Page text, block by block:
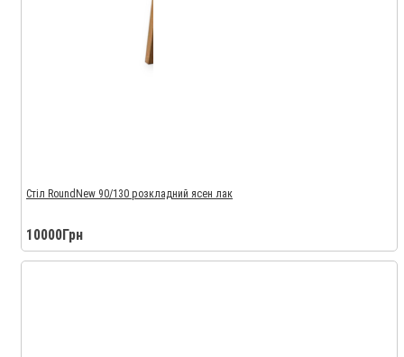
Стіл RoundNew 90/130 розкладний ясен лак
10000Грн